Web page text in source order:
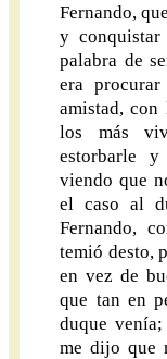
Fernando,
y
palabra de
era
amistad, con
los más
estorbarle
viendo que
el caso al
Fernando,
temió desto,
en vez de
que tan en
duque
me dijo que